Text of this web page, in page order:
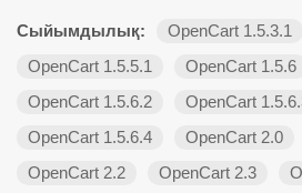
Сыйымдылық: OpenCart 1.5.3.1
OpenCart 1.5.5.1
OpenCart 1.5.6
OpenCart 1.5.6.2
OpenCart
OpenCart 1.5.6.4
OpenCart 2.0
OpenCart 2.2
OpenCart 2.3